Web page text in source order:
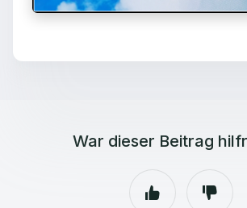
War dieser Beitrag